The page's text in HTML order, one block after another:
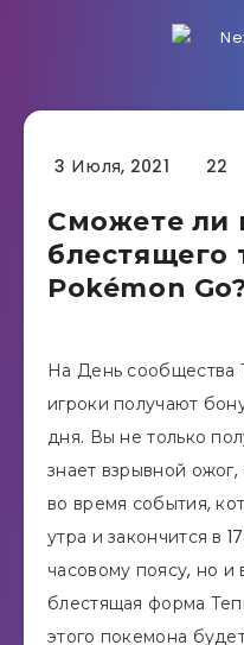
3 Июля, 2021 22
Сможете ли
блестящего
Pokémon
На День сообщества
игроки получают
дня. Вы не только
знает взрывной
во время события,
утра и закончится в
часовому поясу, но и
блестящая форма
этого покемона